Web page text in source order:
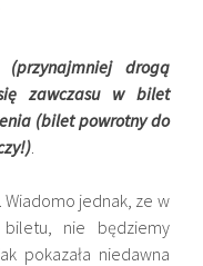
drogą
zawczasu w bilet
(bilet powrotny do
.
jednak, ze w
biletu, nie będziemy
pokazała niedawna